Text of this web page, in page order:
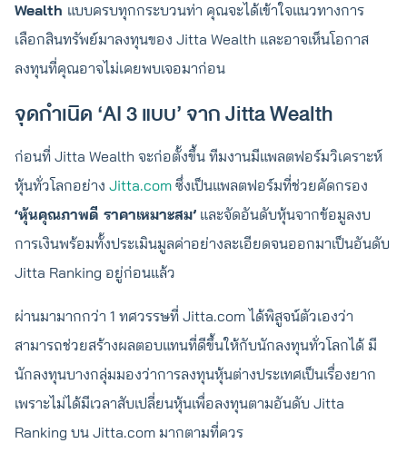
Wealth แบบครบทุกกระบวนท่า คุณจะได้เข้าใจแนวทางการ
เลือกสินทรัพย์มาลงทุนของ Jitta Wealth และอาจเห็นโอกาส
ลงทุนที่คุณอาจไม่เคยพบเจอมาก่อน
จุดกำเนิด ‘AI 3 แบบ’ จาก Jitta Wealth
ก่อนที่ Jitta Wealth จะก่อตั้งขึ้น ทีมงานมีแพลตฟอร์มวิเคราะห์
หุ้นทั่วโลกอย่าง Jitta.com ซึ่งเป็นแพลตฟอร์มที่ช่วยคัดกรอง
‘หุ้นคุณภาพดี ราคาเหมาะสม’ และจัดอันดับหุ้นจากข้อมูลงบ
การเงินพร้อมทั้งประเมินมูลค่าอย่างละเอียดจนออกมาเป็นอันดับ
Jitta Ranking อยู่ก่อนแล้ว
ผ่านมามากกว่า 1 ทศวรรษที่ Jitta.com ได้พิสูจน์ตัวเองว่า
สามารถช่วยสร้างผลตอบแทนที่ดีขึ้นให้กับนักลงทุนทั่วโลกได้ มี
นักลงทุนบางกลุ่มมองว่าการลงทุนหุ้นต่างประเทศเป็นเรื่องยาก
เพราะไม่ได้มีเวลาสับเปลี่ยนหุ้นเพื่อลงทุนตามอันดับ Jitta
Ranking บน Jitta.com มากตามที่ควร